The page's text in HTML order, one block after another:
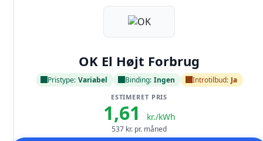
OK El Højt Forbrug
Pristype: Variabel Binding: Ingen Introtilbud: Ja
ESTIMERET PRIS
1,61 kr./kWh
537 kr. pr. måned